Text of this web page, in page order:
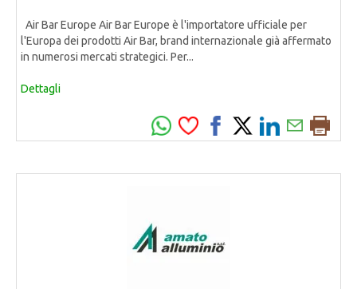
Air Bar Europe Air Bar Europe è l'importatore ufficiale per
l'Europa dei prodotti Air Bar, brand internazionale già affermato
in numerosi mercati strategici. Per...
Dettagli